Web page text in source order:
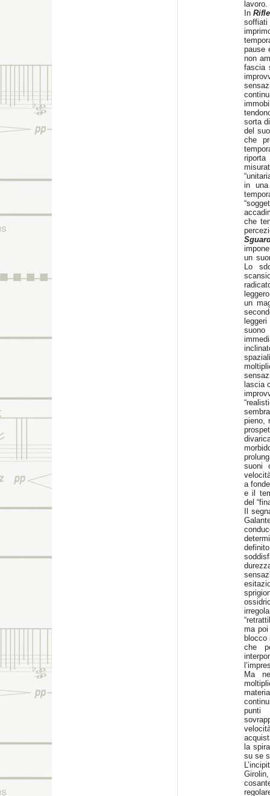
lavoro.
In
soffiati
pause
non
fascia
sorta
del
che
riporta
in
che
un
Lo
un
lascia
pieno,
suoni
a
e il
del
Il
ma
blocco
che
Ma
punti
la
su se